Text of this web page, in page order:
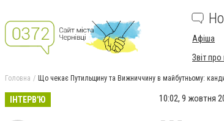
Афіша
Звіт про
Головна Що чекає Путильщину та Вижниччину в майбутньому:
ІНТЕРВ'Ю 10:02, 9 жовтня